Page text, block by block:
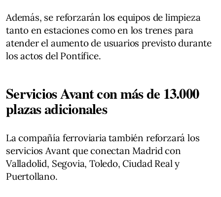
Además, se reforzarán los equipos de limpieza
tanto en estaciones como en los trenes para
atender el aumento de usuarios previsto durante
los actos del Pontífice.
Servicios Avant con más de 13.000
plazas adicionales
La compañía ferroviaria también reforzará los
servicios Avant que conectan Madrid con
Valladolid, Segovia, Toledo, Ciudad Real y
Puertollano.